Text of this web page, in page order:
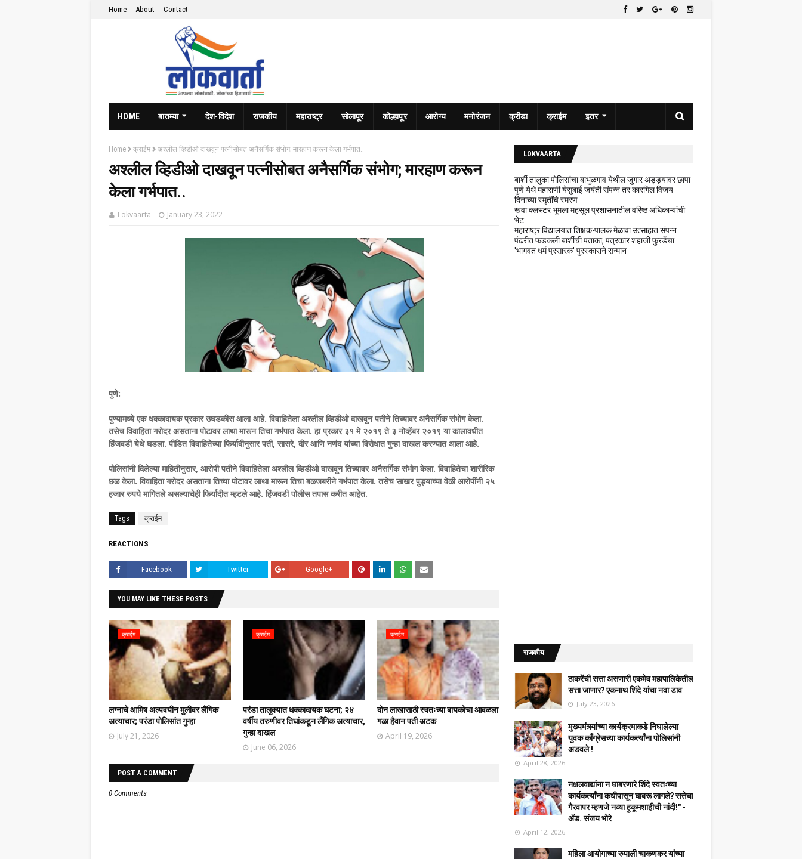
Home About Contact
HOME बातम्या देश-विदेश राजकीय महाराष्ट्र सोलापूर कोल्हापूर आरोग्य मनोरंजन क्रीडा क्राईम इतर
Home क्राईम अश्लील व्हिडीओ दाखवून पत्नीसोबत अनैसर्गिक संभोग; मारहाण करून केला गर्भपात..
अश्लील व्हिडीओ दाखवून पत्नीसोबत अनैसर्गिक संभोग; मारहाण करून
केला गर्भपात..
Lokvaarta January 23, 2022
पुणे:
पुण्यामध्ये एक धक्कादायक प्रकार उघडकीस आला आहे. विवाहितेला अश्लील व्हिडीओ दाखवून पतीने तिच्यावर अनैसर्गिक संभोग केला.
तसेच विवाहिता गरोदर असताना पोटावर लाथा मारून तिचा गर्भपात केला. हा प्रकार ३१ मे २०१९ ते ३ नोव्हेंबर २०१९ या कालावधीत
हिंजवडी येथे घडला. पीडित विवाहितेच्या फिर्यादीनुसार पती, सासरे, दीर आणि नणंद यांच्या विरोधात गुन्हा दाखल करण्यात आला आहे.
पोलिसांनी दिलेल्या माहितीनुसार, आरोपी पतीने विवाहितेला अश्लील व्हिडीओ दाखवून तिच्यावर अनैसर्गिक संभोग केला. विवाहितेचा शारीरिक
छळ केला. विवाहिता गरोदर असताना तिच्या पोटावर लाथा मारून तिचा बळजबरीने गर्भपात केला. तसेच साखर पुड्याच्या वेळी आरोपींनी २५
हजार रुपये मागितले असल्याचेही फिर्यादीत म्हटले आहे. हिंजवडी पोलीस तपास करीत आहेत.
Tags क्राईम
REACTIONS
Facebook Twitter Google+
YOU MAY LIKE THESE POSTS
क्राईम
लग्नाचे आमिष अल्पवयीन मुलीवर लैंगिक
अत्याचार; परंडा पोलिसांत गुन्हा
July 21, 2026
क्राईम
परंडा तालुक्यात धक्कादायक घटना; २४
वर्षीय तरुणीवर तिघांकडून लैंगिक अत्याचार,
गुन्हा दाखल
June 06, 2026
क्राईम
दोन लाखासाठी स्वतःच्या बायकोचा आवळला
गळा हैवान पती अटक
April 19, 2026
POST A COMMENT
0 Comments
LOKVAARTA
बार्शी तालुका पोलिसांचा बाभुळगाव येथील जुगार अड्ड्यावर छापा
पुणे येथे महाराणी येसुबाई जयंती संपन्न तर कारगिल विजय
दिनाच्या स्मृतींचे स्मरण
खवा क्लस्टर भूमला महसूल प्रशासनातील वरिष्ठ अधिकाऱ्यांची
भेट
महाराष्ट्र विद्यालयात शिक्षक-पालक मेळावा उत्साहात संपन्न
पंढरीत फडकली बार्शीची पताका, पत्रकार शहाजी फुरडेंचा
'भागवत धर्म प्रसारक' पुरस्काराने सन्मान
राजकीय
ठाकरेंची सत्ता असणारी एकमेव महापालिकेतील
सत्ता जाणार? एकनाथ शिंदे यांचा नवा डाव
July 23, 2026
मुख्यमंत्र्यांच्या कार्यक्रमाकडे निघालेल्या
युवक काँग्रेसच्या कार्यकर्त्यांना पोलिसांनी
अडवले !
April 28, 2026
नक्षलवाद्यांना न घाबरणारे शिंदे स्वतःच्या
कार्यकर्त्यांना कधीपासून घाबरू लागले? सत्तेचा
गैरवापर म्हणजे नव्या हुकूमशाहीची नांदी!" -
ॲड. संजय भोरे
April 12, 2026
महिला आयोगाच्या रुपाली चाकणकर यांच्या